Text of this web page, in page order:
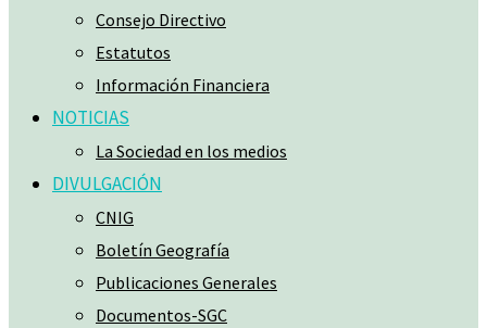
Consejo Directivo
Estatutos
Información Financiera
NOTICIAS
La Sociedad en los medios
DIVULGACIÓN
CNIG
Boletín Geografía
Publicaciones Generales
Documentos-SGC